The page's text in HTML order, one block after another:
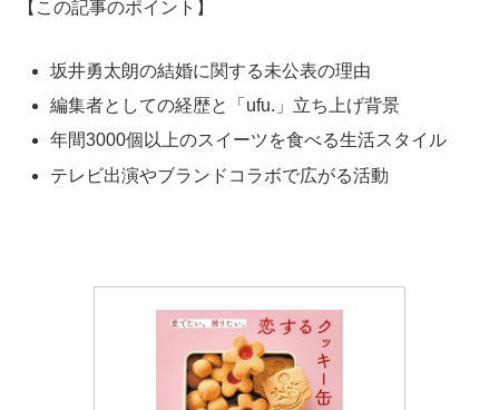
【この記事のポイント】
坂井勇太朗の結婚に関する未公表の理由
編集者としての経歴と「ufu.」立ち上げ背景
年間3000個以上のスイーツを食べる生活スタイル
テレビ出演やブランドコラボで広がる活動